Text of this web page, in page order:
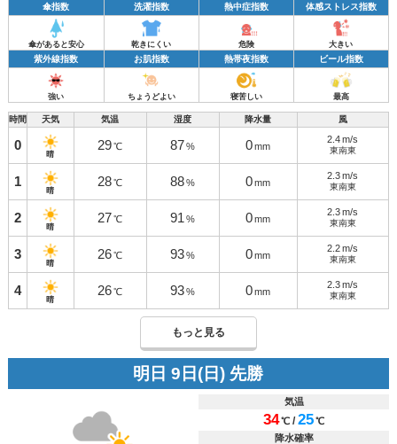
傘指数 洗濯指数 熱中症指数 体感ストレス指数
傘があると安心 乾きにくい 危険 大きい
紫外線指数 お肌指数 熱帯夜指数 ビール指数
強い ちょうどよい 寝苦しい 最高
時間 天気 気温 湿度 降水量 風
0
晴
29 ℃ 87 % 0 mm
2.4 m/s
東南東
1
晴
28 ℃ 88 % 0 mm
2.3 m/s
東南東
2
晴
27 ℃ 91 % 0 mm
2.3 m/s
東南東
3
晴
26 ℃ 93 % 0 mm
2.2 m/s
東南東
4
晴
26 ℃ 93 % 0 mm
2.3 m/s
東南東
もっと見る
明日 9日(日) 先勝
気温
34℃ /25℃
降水確率